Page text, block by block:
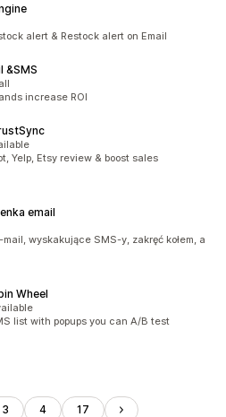
alert & Restock alert on Email
&SMS
increase ROI
Yelp, Etsy review & boost sales
email
wyskakujące SMS-y, zakręć kołem, a
Wheel
list with popups you can A/B test
3 4 17